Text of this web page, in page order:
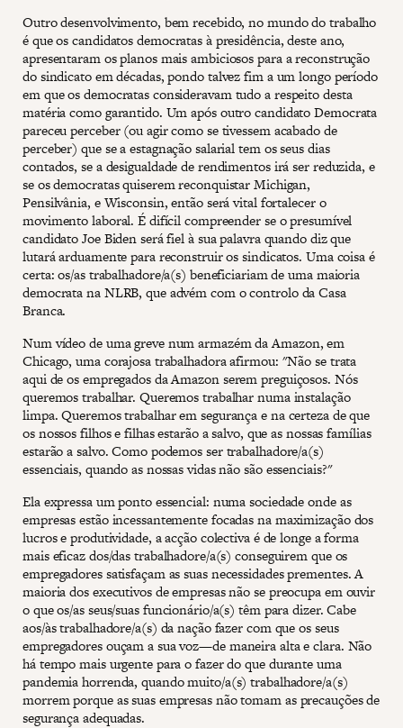
Outro desenvolvimento, bem recebido, no mundo do trabalho
é que os candidatos democratas à presidência, deste ano,
apresentaram os planos mais ambiciosos para a reconstrução
do sindicato em décadas, pondo talvez fim a um longo período
em que os democratas consideravam tudo a respeito desta
matéria como garantido. Um após outro candidato Democrata
pareceu perceber (ou agir como se tivessem acabado de
perceber) que se a estagnação salarial tem os seus dias
contados, se a desigualdade de rendimentos irá ser reduzida, e
se os democratas quiserem reconquistar Michigan,
Pensilvânia, e Wisconsin, então será vital fortalecer o
movimento laboral. É difícil compreender se o presumível
candidato Joe Biden será fiel à sua palavra quando diz que
lutará arduamente para reconstruir os sindicatos. Uma coisa é
certa: os/as trabalhadore/a(s) beneficiariam de uma maioria
democrata na NLRB, que advém com o controlo da Casa
Branca.
Num vídeo de uma greve num armazém da Amazon, em
Chicago, uma corajosa trabalhadora afirmou: "Não se trata
aqui de os empregados da Amazon serem preguiçosos. Nós
queremos trabalhar. Queremos trabalhar numa instalação
limpa. Queremos trabalhar em segurança e na certeza de que
os nossos filhos e filhas estarão a salvo, que as nossas famílias
estarão a salvo. Como podemos ser trabalhadore/a(s)
essenciais, quando as nossas vidas não são essenciais?"
Ela expressa um ponto essencial: numa sociedade onde as
empresas estão incessantemente focadas na maximização dos
lucros e produtividade, a acção colectiva é de longe a forma
mais eficaz dos/das trabalhadore/a(s) conseguirem que os
empregadores satisfaçam as suas necessidades prementes. A
maioria dos executivos de empresas não se preocupa em ouvir
o que os/as seus/suas funcionário/a(s) têm para dizer. Cabe
aos/às trabalhadore/a(s) da nação fazer com que os seus
empregadores ouçam a sua voz—de maneira alta e clara. Não
há tempo mais urgente para o fazer do que durante uma
pandemia horrenda, quando muito/a(s) trabalhadore/a(s)
morrem porque as suas empresas não tomam as precauções de
segurança adequadas.